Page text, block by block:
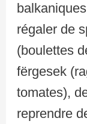
régaler de
(boulettes
fërgesek
tomates),
reprendre